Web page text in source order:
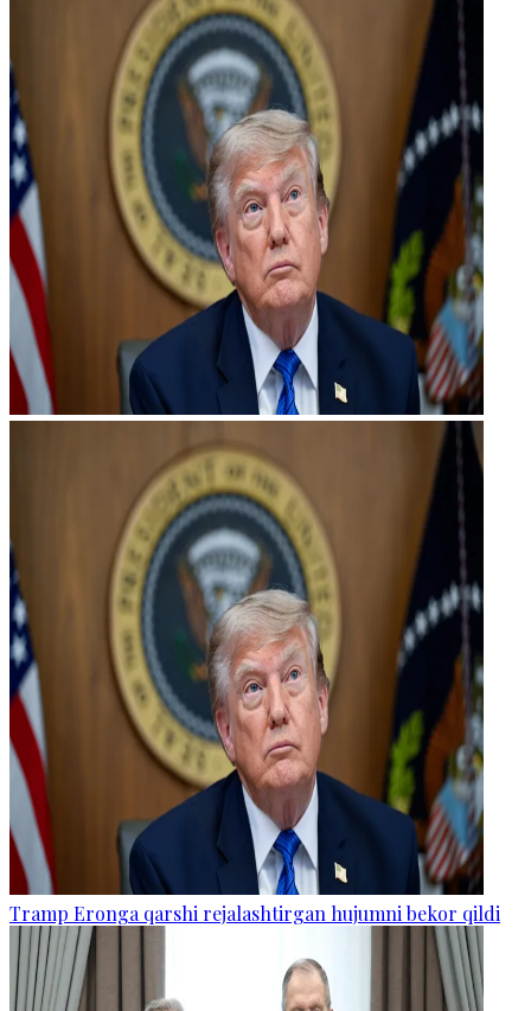
Tramp Eronga qarshi rejalashtirgan hujumni bekor qildi